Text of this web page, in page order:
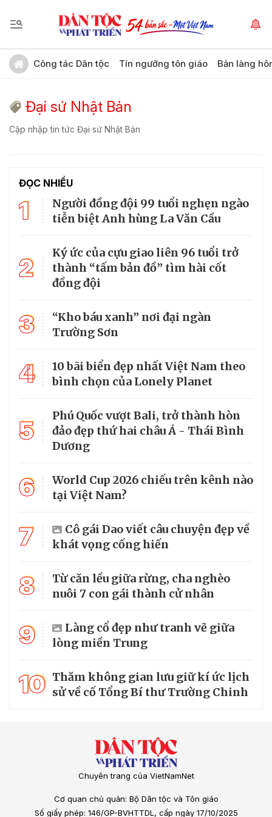
Công tác Dân tộc Tín ngưỡng tôn giáo Bản làng
Đại sứ Nhật Bản
Cập nhập tin tức Đại sứ Nhật Bản
ĐỌC NHIỀU
1
Người đồng đội 99 tuổi nghẹn ngào
tiễn biệt Anh hùng La Văn Cầu
2
Ký ức của cựu giao liên 96 tuổi trở
thành “tấm bản đồ” tìm hài cốt
đồng đội
3
“Kho báu xanh” nơi đại ngàn
Trường Sơn
4
10 bãi biển đẹp nhất Việt Nam theo
bình chọn của Lonely Planet
5
Phú Quốc vượt Bali, trở thành hòn
đảo đẹp thứ hai châu Á - Thái Bình
Dương
6
World Cup 2026 chiếu trên kênh nào
tại Việt Nam?
7
Cô gái Dao viết câu chuyện đẹp về
khát vọng cống hiến
8
Từ căn lều giữa rừng, cha nghèo
nuôi 7 con gái thành cử nhân
9
Làng cổ đẹp như tranh vẽ giữa
lòng miền Trung
10 Thăm không gian lưu giữ kí ức lịch
sử về cố Tổng Bí thư Trường Chinh
Chuyên trang của VietNamNet
Cơ quan chủ quản: Bộ Dân tộc và Tôn giáo
Số giấy phép: 146/GP-BVHTTDL, cấp ngày 17/10/2025